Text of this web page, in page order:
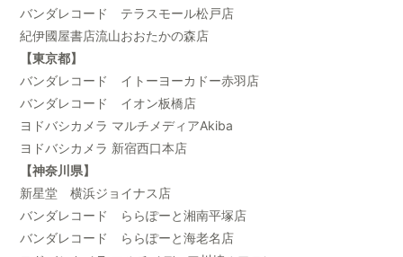
バンダレコード テラスモール松戸店
紀伊國屋書店流山おおたかの森店
【東京都】
バンダレコード イトーヨーカドー赤羽店
バンダレコード イオン板橋店
ヨドバシカメラ マルチメディアAkiba
ヨドバシカメラ 新宿西口本店
【神奈川県】
新星堂 横浜ジョイナス店
バンダレコード ららぽーと湘南平塚店
バンダレコード ららぽーと海老名店